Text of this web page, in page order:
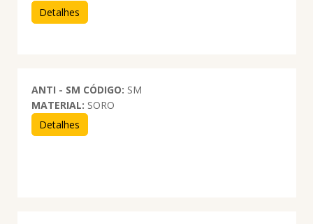
Detalhes
ANTI - SM CÓDIGO: SM
MATERIAL: SORO
Detalhes